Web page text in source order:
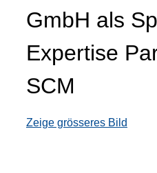
Zeige grösseres Bild
GmbH als
Expertise
SCM